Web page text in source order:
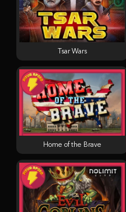
Tsar Wars
Home of the Brave